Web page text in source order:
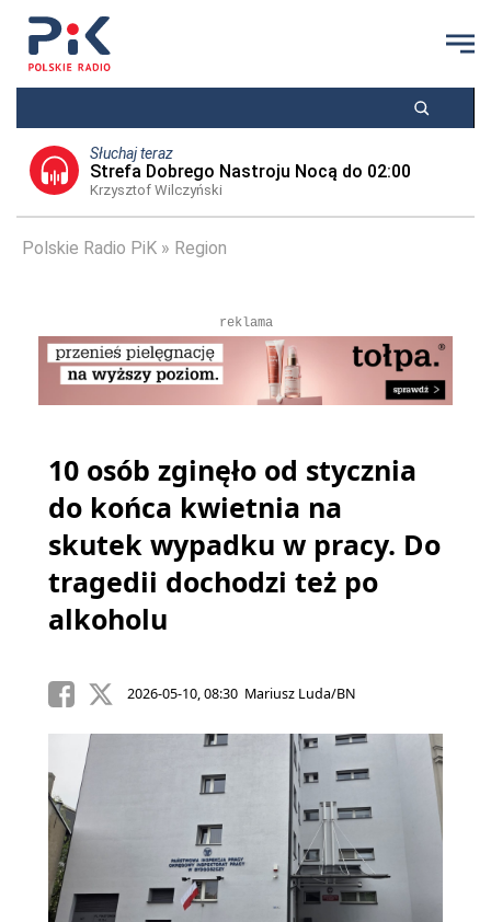
Słuchaj teraz
Strefa Dobrego Nastroju Nocą do 02:00
Krzysztof Wilczyński
Polskie Radio PiK Region
reklama
10 osób zginęło od stycznia
do końca kwietnia na
skutek wypadku w pracy. Do
tragedii dochodzi też po
alkoholu
2026-05-10, 08:30 Mariusz Luda/BN